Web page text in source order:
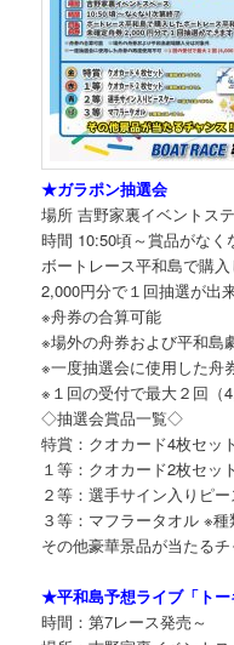
★ガラポン抽選会
場所 吉野家裏イベントス
時間 10:50頃～賞品がなく
ボートレース平和島で購
2,000円分で１回抽選が出来
※舟券の合算可能
※場外の舟券および平和島
※一度抽選会に使用した舟
※１回の受付で最大２回（
◇抽選会賞品一覧◇
特賞：クオカード4枚セッ
１等：クオカード2枚セッ
２等：選手サイン入りピ
３等：マフラータオル ※
その他豪華景品が当たるチ
★平和島予想ライブ「トー
時間：第7レース発売～